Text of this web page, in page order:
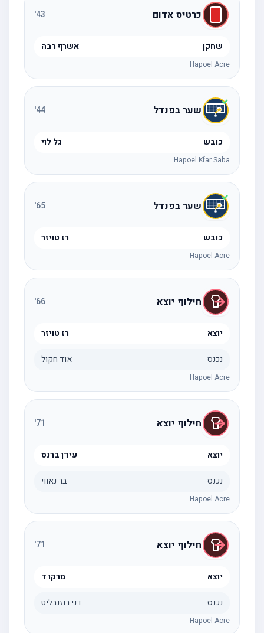
כרטיס אדום 43
'
שחקן אשרף רבה
Hapoel Acre
שער בפנדל 44
'
כובש גל לוי
Hapoel Kfar Saba
שער בפנדל 65
'
כובש רז טויזר
Hapoel Acre
חילוף יוצא 66
'
יוצא רז טויזר
נכנס אוד חקול
Hapoel Acre
חילוף יוצא 71
'
יוצא עידן ברנס
נכנס בר נאווי
Hapoel Acre
חילוף יוצא 71
'
יוצא מרקו ד
נכנס דני רוזנבליט
Hapoel Acre